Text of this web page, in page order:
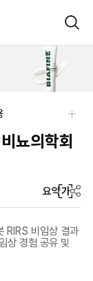
뇨의학회
요약가
RIRS 비임상 결과
상 경험 공유 및